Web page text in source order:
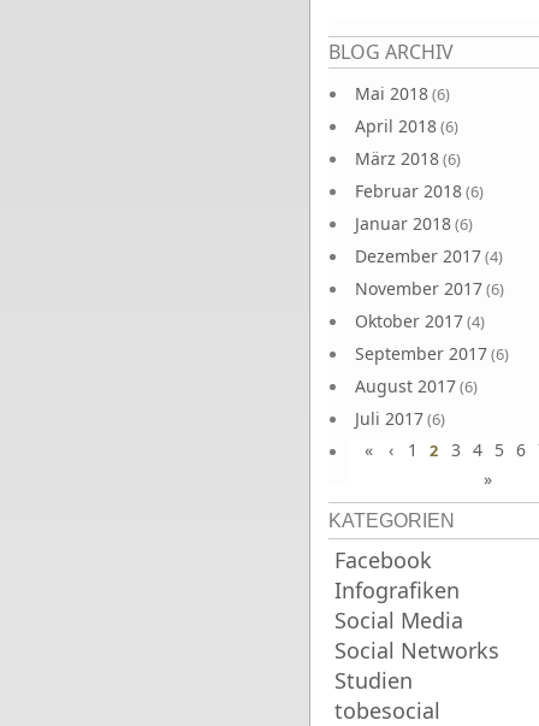
BLOG ARCHIV
Mai 2018(6)
April 2018(6)
März 2018(6)
Februar 2018(6)
Januar 2018(6)
Dezember 2017(4)
November 2017(6)
Oktober 2017(4)
September 2017(6)
August 2017(6)
Juli 2017(6)
Juni 2017(6)
Seiten
« ‹ 1 2 3 4 5 6
»
KATEGORIEN
Facebook
Infografiken
Social Media
Social Networks
Studien
tobesocial